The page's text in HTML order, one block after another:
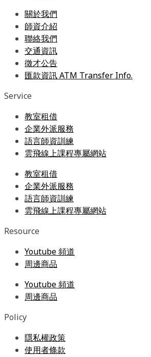
關於我們
師資介紹
聯絡我們
交通資訊
徵才公告
匯款資訊 ATM Transfer Info.
Service
教室租借
企業外派服務
語言師資訓練
雲飛線上課程專屬網站
教室租借
企業外派服務
語言師資訓練
雲飛線上課程專屬網站
Resource
Youtube 頻道
周邊商品
Youtube 頻道
周邊商品
Policy
隱私權政策
使用者條款